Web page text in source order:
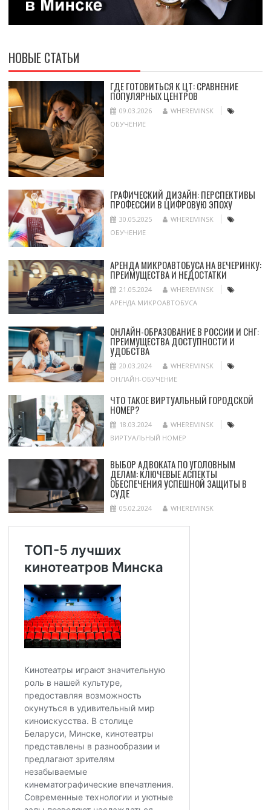
НОВЫЕ СТАТЬИ
ГДЕ ГОТОВИТЬСЯ К ЦТ: СРАВНЕНИЕ
ПОПУЛЯРНЫХ ЦЕНТРОВ
09.03.2026
WHEREMINSK
ОБУЧЕНИЕ
ГРАФИЧЕСКИЙ ДИЗАЙН: ПЕРСПЕКТИВЫ
ПРОФЕССИИ В ЦИФРОВУЮ ЭПОХУ
30.05.2025
WHEREMINSK
ОБУЧЕНИЕ
АРЕНДА МИКРОАВТОБУСА НА ВЕЧЕРИНКУ:
ПРЕИМУЩЕСТВА И НЕДОСТАТКИ
21.05.2024
WHEREMINSK
АРЕНДА МИКРОАВТОБУСА
ОНЛАЙН-ОБРАЗОВАНИЕ В РОССИИ И СНГ:
ПРЕИМУЩЕСТВА ДОСТУПНОСТИ И
УДОБСТВА
20.03.2024
WHEREMINSK
ОНЛАЙН-ОБУЧЕНИЕ
ЧТО ТАКОЕ ВИРТУАЛЬНЫЙ ГОРОДСКОЙ
НОМЕР?
18.03.2024
WHEREMINSK
ВИРТУАЛЬНЫЙ НОМЕР
ВЫБОР АДВОКАТА ПО УГОЛОВНЫМ
ДЕЛАМ: КЛЮЧЕВЫЕ АСПЕКТЫ
ОБЕСПЕЧЕНИЯ УСПЕШНОЙ ЗАЩИТЫ В
СУДЕ
05.02.2024 WHEREMINSK